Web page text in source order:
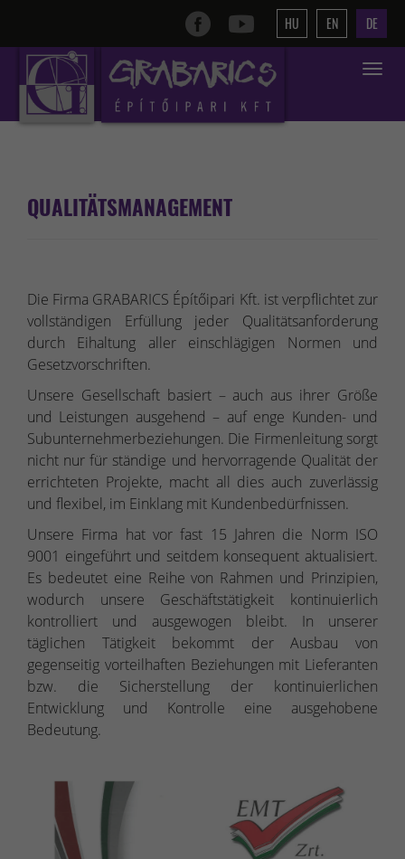
HU EN DE
Toggle
QUALITÄTSMANAGEMENT
Die Firma GRABARICS Építőipari Kft. ist verpflichtet zur
vollständigen Erfüllung jeder Qualitätsanforderung
durch Eihaltung aller einschlägigen Normen und
Gesetzvorschriften.
Unsere Gesellschaft basiert – auch aus ihrer Größe
und Leistungen ausgehend – auf enge Kunden- und
Subunternehmerbeziehungen. Die Firmenleitung sorgt
nicht nur für ständige und hervorragende Qualität der
errichteten Projekte, macht all dies auch zuverlässig
und flexibel, im Einklang mit Kundenbedürfnissen.
Unsere Firma hat vor fast 15 Jahren die Norm ISO
9001 eingeführt und seitdem konsequent aktualisiert.
Es bedeutet eine Reihe von Rahmen und Prinzipien,
wodurch unsere Geschäftstätigkeit kontinuierlich
kontrolliert und ausgewogen bleibt. In unserer
täglichen Tätigkeit bekommt der Ausbau von
gegenseitig vorteilhaften Beziehungen mit Lieferanten
bzw. die Sicherstellung der kontinuierlichen
Entwicklung und Kontrolle eine ausgehobene
Bedeutung.